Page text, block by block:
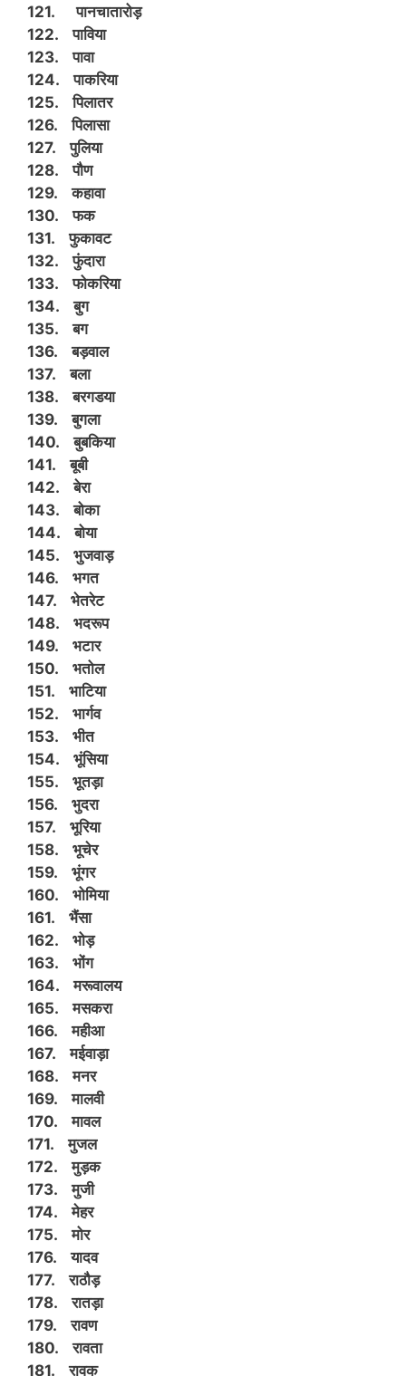
121. पानचातारोड़
122. पाविया
123. पावा
124. पाकरिया
125. पिलातर
126. पिलासा
127. पुलिया
128. पौण
129. कहावा
130. फक
131. फुकावट
132. फुंदारा
133. फोकरिया
134. बुग
135. बग
136. बड़वाल
137. बला
138. बरगडया
139. बुगला
140. बुबकिया
141. बूबी
142. बेरा
143. बोका
144. बोया
145. भुजवाड़
146. भगत
147. भेतरेट
148. भदरूप
149. भटार
150. भतोल
151. भाटिया
152. भार्गव
153. भीत
154. भूंसिया
155. भूतड़ा
156. भुदरा
157. भूरिया
158. भूचेर
159. भूंगर
160. भोमिया
161. भैंसा
162. भोड़
163. भोंग
164. मरूवालय
165. मसकरा
166. महीआ
167. मईवाड़ा
168. मनर
169. मालवी
170. मावल
171. मुजल
172. मुड़क
173. मुजी
174. मेहर
175. मोर
176. यादव
177. राठौड़
178. रातड़ा
179. रावण
180. रावता
181. रावक